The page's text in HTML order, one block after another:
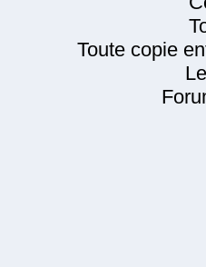
Toute copie